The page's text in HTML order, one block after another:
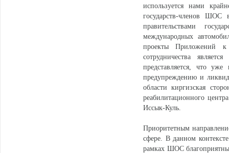
используется нами
государств-членов
правительствами
международных
проекты Приложений к
сотрудничества
представляется, что
предупреждению и
области киргизская
реабилитационного
Иссык-Куль.
Приоритетным
сфере. В данном
рамках ШОС